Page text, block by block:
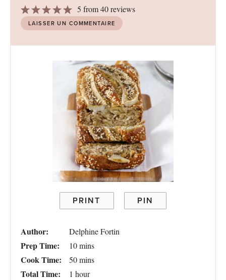
5
Stars
4
Stars
3
Stars
2
Stars
1
Star
5 from40reviews
LAISSER UN COMMENTAIRE
PRINT PIN
Author: Delphine Fortin
Prep Time: 10 mins
Cook Time: 50 mins
Total Time: 1 hour